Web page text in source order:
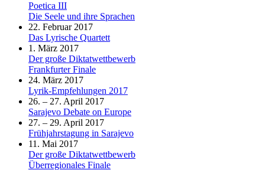
Poetica III
Die Seele und ihre Sprachen
22. Februar 2017
Das Lyrische Quartett
1. März 2017
Der große Diktatwettbewerb
Frankfurter Finale
24. März 2017
Lyrik-Empfehlungen 2017
26. – 27. April 2017
Sarajevo Debate on Europe
27. – 29. April 2017
Frühjahrstagung in Sarajevo
11. Mai 2017
Der große Diktatwettbewerb
Überregionales Finale